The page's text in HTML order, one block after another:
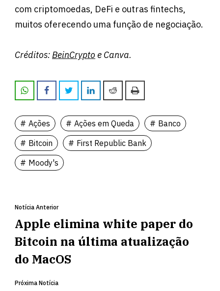
com criptomoedas, DeFi e outras fintechs,
muitos oferecendo uma função de negociação.
Créditos:BeinCrypto e Canva.
Ações Ações em Queda
Banco
Bitcoin
First Republic Bank
Moody's
Notícia Anterior
Apple elimina white paper do
Bitcoin na última atualização
do MacOS
Próxima Notícia